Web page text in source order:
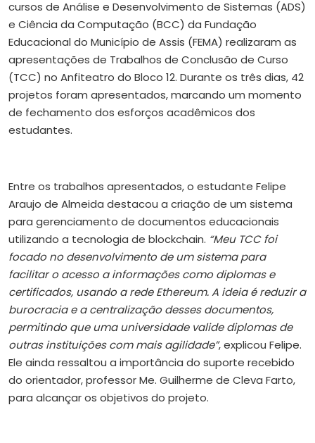
cursos de Análise e Desenvolvimento de Sistemas (ADS)
e Ciência da Computação (BCC) da Fundação
Educacional do Município de Assis (FEMA) realizaram as
apresentações de Trabalhos de Conclusão de Curso
(TCC) no Anfiteatro do Bloco 12. Durante os três dias, 42
projetos foram apresentados, marcando um momento
de fechamento dos esforços acadêmicos dos
estudantes.
Entre os trabalhos apresentados, o estudante Felipe
Araujo de Almeida destacou a criação de um sistema
para gerenciamento de documentos educacionais
utilizando a tecnologia de blockchain. “Meu TCC foi
focado no desenvolvimento de um sistema para
facilitar o acesso a informações como diplomas e
certificados, usando a rede Ethereum. A ideia é reduzir a
burocracia e a centralização desses documentos,
permitindo que uma universidade valide diplomas de
outras instituições com mais agilidade”, explicou Felipe.
Ele ainda ressaltou a importância do suporte recebido
do orientador, professor Me. Guilherme de Cleva Farto,
para alcançar os objetivos do projeto.